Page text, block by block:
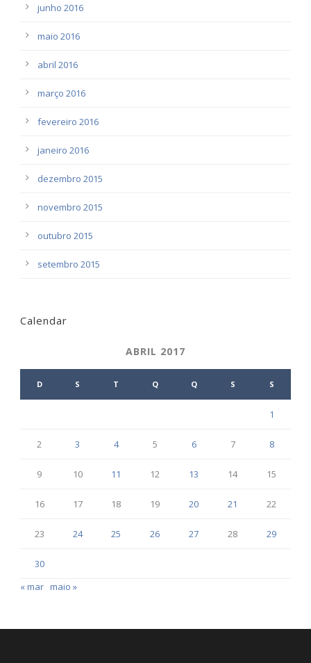
junho 2016
maio 2016
abril 2016
março 2016
fevereiro 2016
janeiro 2016
dezembro 2015
novembro 2015
outubro 2015
setembro 2015
Calendar
ABRIL 2017
D S T Q Q S S
1
2 3 4 5 6 7 8
9 10 11 12 13 14 15
16 17 18 19 20 21 22
23 24 25 26 27 28 29
30
« mar maio »